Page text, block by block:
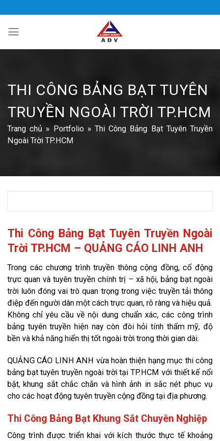
qua
nội
THI CÔNG BẢNG BẠT TUYÊN
TRUYỀN NGOÀI TRỜI TP.HCM
Trang chủ » Portfolio»Thi Công Bảng Bạt Tuyên Truyền
Ngoài Trời TP.HCM
Thi Công Bảng Bạt Tuyên Truyền Ngoài
Trời TP.HCM – QUẢNG CÁO LINH ANH
Trong các chương trình truyền thông cộng đồng, cổ động
trực quan và tuyên truyền chính trị – xã hội, bảng bạt ngoài
trời luôn đóng vai trò quan trọng trong việc truyền tải thông
điệp đến người dân một cách trực quan, rõ ràng và hiệu quả.
Không chỉ yêu cầu về nội dung chuẩn xác, các công trình
bảng tuyên truyền hiện nay còn đòi hỏi tính thẩm mỹ, độ
bền và khả năng hiển thị tốt ngoài trời trong thời gian dài.
QUẢNG CÁO LINH ANH vừa hoàn thiện hạng mục thi công
bảng bạt tuyên truyền ngoài trời tại TP.HCM với thiết kế nổi
bật, khung sắt chắc chắn và hình ảnh in sắc nét phục vụ
cho các hoạt động tuyên truyền cộng đồng tại địa phương.
Thi Công Bảng Bạt Khung Sắt Chuyên Nghiệp
Công trình được triển khai với kích thước thực tế khoảng